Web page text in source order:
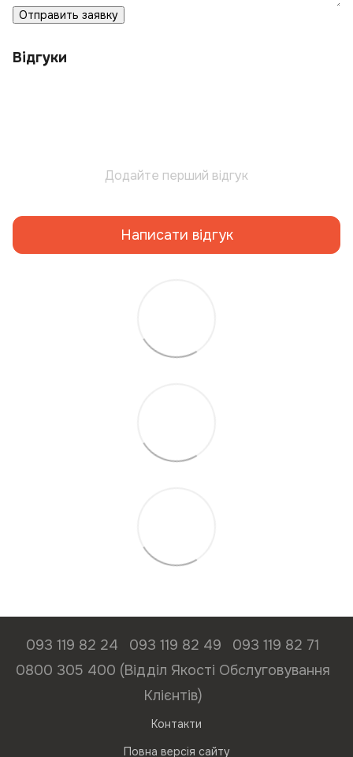
Отправить заявку
Відгуки
Додайте перший відгук
Написати відгук
093 119 82 24 093 119 82 49
093 119 82 71
0800 305 400 (Відділ Якості Обслуговування
Клієнтів)
Контакти
Повна версія сайту